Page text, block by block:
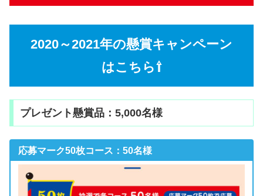
2020～2021年の懸賞キャンペーン
はこちら⇧
プレゼント懸賞品：5,000名様
応募マーク50枚コース：50名様